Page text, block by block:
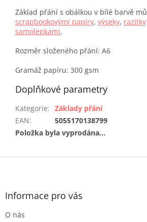
Základ přání s obálkou v bílé barvě
scrapbookovými papíry, výseky, razítky
samolepkami.
Rozměr složeného přání: A6
Gramáž papíru: 300 gsm
Doplňkové parametry
Kategorie: Základy přání
EAN:
5055170138799
Položka byla vyprodána…
Z
Informace pro vás
O nás